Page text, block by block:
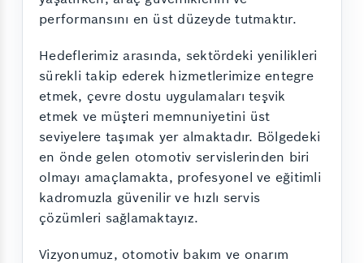
performansını en üst düzeyde tutmaktır.
Hedeflerimiz arasında, sektördeki yenilikleri
sürekli takip ederek hizmetlerimize entegre
etmek, çevre dostu uygulamaları teşvik
etmek ve müşteri memnuniyetini üst
seviyelere taşımak yer almaktadır. Bölgedeki
en önde gelen otomotiv servislerinden biri
olmayı amaçlamakta, profesyonel ve eğitimli
kadromuzla güvenilir ve hızlı servis
çözümleri sağlamaktayız.
Vizyonumuz, otomotiv bakım ve onarım